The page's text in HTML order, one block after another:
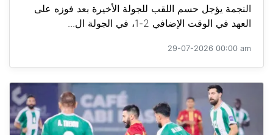
النجمة يؤجل حسم اللقب للجولة الأخيرة بعد فوزه على
العهد في الوقت الإضافي 2-1، في الجولة ال...
29-07-2026 00:00 am